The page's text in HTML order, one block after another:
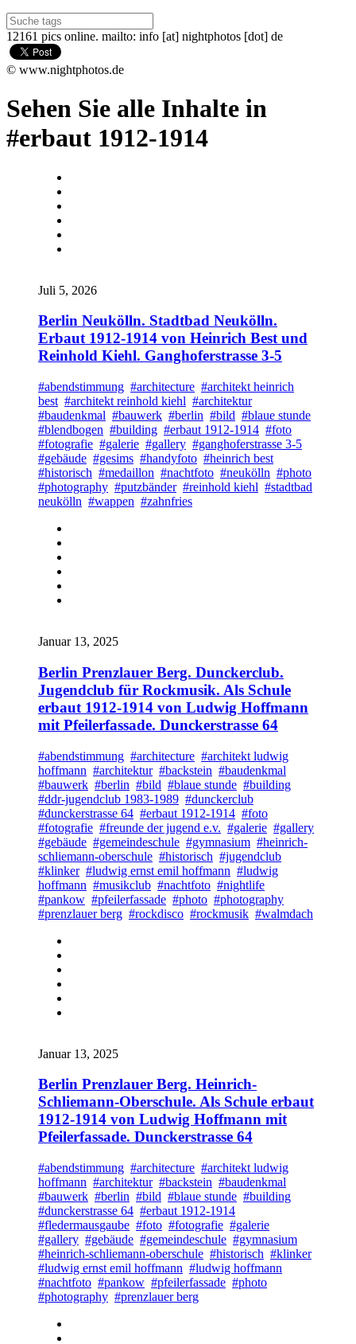
12161 pics online. mailto: info [at] nightphotos [dot] de
© www.nightphotos.de
Sehen Sie alle Inhalte in
#erbaut 1912-1914
Juli 5, 2026
Berlin Neukölln. Stadtbad Neukölln.
Erbaut 1912-1914 von Heinrich Best und
Reinhold Kiehl. Ganghoferstrasse 3-5
#abendstimmung #architecture #architekt heinrich
best #architekt reinhold kiehl #architektur
#baudenkmal #bauwerk #berlin #bild #blaue stunde
#blendbogen #building #erbaut 1912-1914 #foto
#fotografie #galerie #gallery #ganghoferstrasse 3-5
#gebäude #gesims #handyfoto #heinrich best
#historisch #medaillon #nachtfoto #neukölln #photo
#photography #putzbänder #reinhold kiehl #stadtbad
neukölln #wappen #zahnfries
Januar 13, 2025
Berlin Prenzlauer Berg. Dunckerclub.
Jugendclub für Rockmusik. Als Schule
erbaut 1912-1914 von Ludwig Hoffmann
mit Pfeilerfassade. Dunckerstrasse 64
#abendstimmung #architecture #architekt ludwig
hoffmann #architektur #backstein #baudenkmal
#bauwerk #berlin #bild #blaue stunde #building
#ddr-jugendclub 1983-1989 #dunckerclub
#dunckerstrasse 64 #erbaut 1912-1914 #foto
#fotografie #freunde der jugend e.v. #galerie #gallery
#gebäude #gemeindeschule #gymnasium #heinrich-
schliemann-oberschule #historisch #jugendclub
#klinker #ludwig ernst emil hoffmann #ludwig
hoffmann #musikclub #nachtfoto #nightlife
#pankow #pfeilerfassade #photo #photography
#prenzlauer berg #rockdisco #rockmusik #walmdach
Januar 13, 2025
Berlin Prenzlauer Berg. Heinrich-
Schliemann-Oberschule. Als Schule erbaut
1912-1914 von Ludwig Hoffmann mit
Pfeilerfassade. Dunckerstrasse 64
#abendstimmung #architecture #architekt ludwig
hoffmann #architektur #backstein #baudenkmal
#bauwerk #berlin #bild #blaue stunde #building
#dunckerstrasse 64 #erbaut 1912-1914
#fledermausgaube #foto #fotografie #galerie
#gallery #gebäude #gemeindeschule #gymnasium
#heinrich-schliemann-oberschule #historisch #klinker
#ludwig ernst emil hoffmann #ludwig hoffmann
#nachtfoto #pankow #pfeilerfassade #photo
#photography #prenzlauer berg